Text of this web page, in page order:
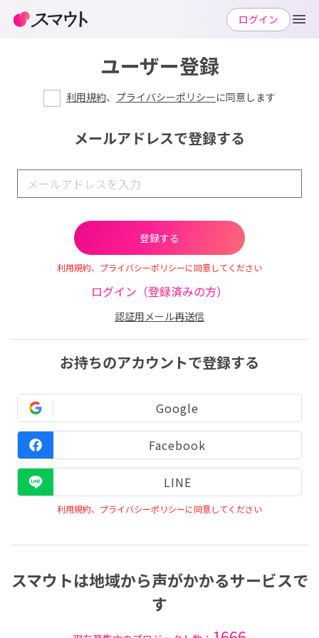
ユーザー登録
利用規約、 プライバシーポリシーに同意します
メールアドレスで登録する
利用規約、プライバシーポリシーに同意してください
ログイン（登録済みの方）
認証用メール再送信
お持ちのアカウントで登録する
Google
Facebook
LINE
利用規約、プライバシーポリシーに同意してください
スマウトは地域から声がかかるサービスで
す
ログイン